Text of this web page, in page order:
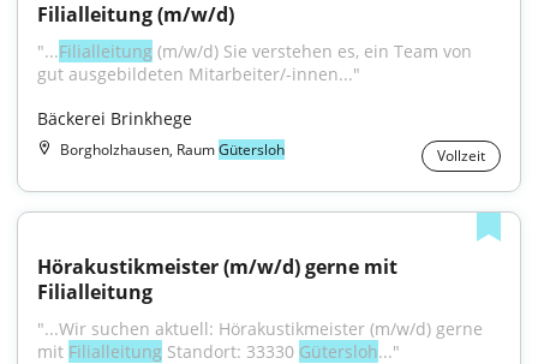
Filialleitung (m/w/d)
"...Filialleitung (m/w/d) Sie verstehen es, ein Team von
gut ausgebildeten Mitarbeiter/-innen..."
Bäckerei Brinkhege
Borgholzhausen, RaumGütersloh Vollzeit
Hörakustikmeister (m/w/d) gerne mit
Filialleitung
"...Wir suchen aktuell: Hörakustikmeister (m/w/d) gerne
mit Filialleitung Standort: 33330 Gütersloh..."